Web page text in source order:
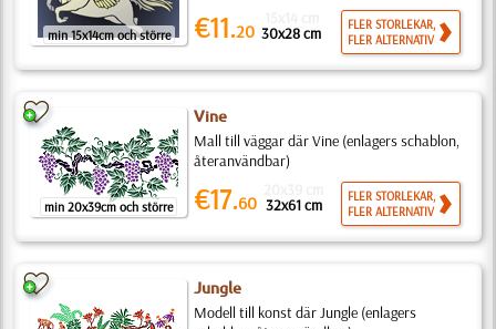
min 15x14cm och större €11.20 30x28 cm
FLER STORLEKAR,
FLER ALTERNATIV
min 20x39cm och större
Vine
Mall till väggar där Vine (enlagers schablon,
återanvändbar)
€17.60 32x61 cm
FLER STORLEKAR,
FLER ALTERNATIV
Jungle
Modell till konst där Jungle (enlagers